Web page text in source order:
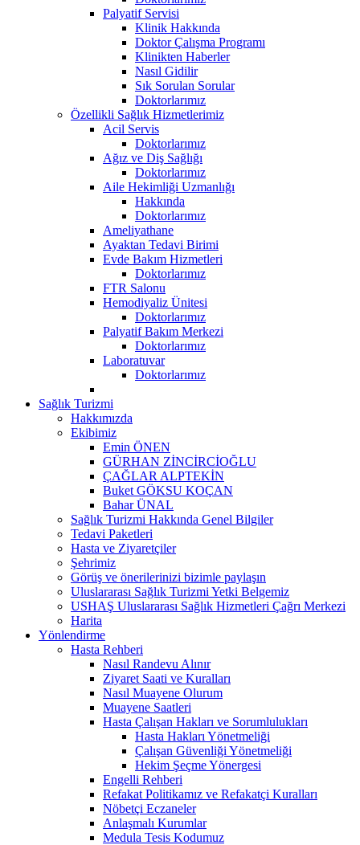
Palyatif Servisi
Klinik Hakkında
Doktor Çalışma Programı
Klinikten Haberler
Nasıl Gidilir
Sık Sorulan Sorular
Doktorlarımız
Özellikli Sağlık Hizmetlerimiz
Acil Servis
Doktorlarımız
Ağız ve Diş Sağlığı
Doktorlarımız
Aile Hekimliği Uzmanlığı
Hakkında
Doktorlarımız
Ameliyathane
Ayaktan Tedavi Birimi
Evde Bakım Hizmetleri
Doktorlarımız
FTR Salonu
Hemodiyaliz Ünitesi
Doktorlarımız
Palyatif Bakım Merkezi
Doktorlarımız
Laboratuvar
Doktorlarımız
Sağlık Turizmi
Hakkımızda
Ekibimiz
Emin ÖNEN
GÜRHAN ZİNCİRCİOĞLU
ÇAĞLAR ALPTEKİN
Buket GÖKSU KOÇAN
Bahar ÜNAL
Sağlık Turizmi Hakkında Genel Bilgiler
Tedavi Paketleri
Hasta ve Ziyaretçiler
Şehrimiz
Görüş ve önerilerinizi bizimle paylaşın
Uluslararası Sağlık Turizmi Yetki Belgemiz
USHAŞ Uluslararası Sağlık Hizmetleri Çağrı Merkezi
Harita
Yönlendirme
Hasta Rehberi
Nasıl Randevu Alınır
Ziyaret Saati ve Kuralları
Nasıl Muayene Olurum
Muayene Saatleri
Hasta Çalışan Hakları ve Sorumlulukları
Hasta Hakları Yönetmeliği
Çalışan Güvenliği Yönetmeliği
Hekim Şeçme Yönergesi
Engelli Rehberi
Refakat Politikamız ve Refakatçi Kuralları
Nöbetçi Eczaneler
Anlaşmalı Kurumlar
Medula Tesis Kodumuz